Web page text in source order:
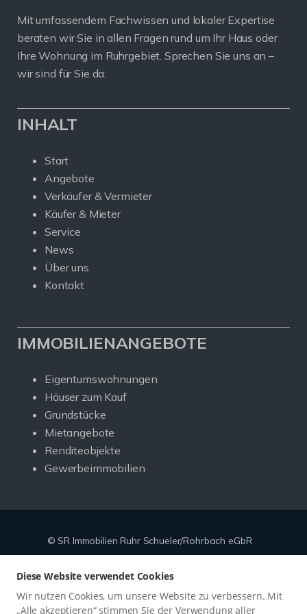
Mit umfassendem Fachwissen und lokaler Expertise
beraten wir Sie in allen Fragen rund um Ihr Haus oder
Ihre Wohnung im Ruhrgebiet. Sprechen Sie uns an –
wir sind für Sie da.
INHALT
Start
Angebote
Verkäufer & Vermieter
Käufer & Mieter
Service
News
Über uns
Kontakt
IMMOBILIENANGEBOTE
Eigentumswohnungen
Häuser zum Kauf
Grundstücke
Mietangebote
Renditeobjekte
Gewerbeimmobilien
© SR Immobilien Ruhr Schueler/Rohrbach eGbR
Powered byImmonia GmbH
Impressum
Datenschutz Sitemap
Vertrag widerrufen
Diese Website verwendet Cookies
Wir nutzen Cookies, um unsere Website zu verbessern. Mit
„Alle akzeptieren“ stimmen Sie der Verwendung aller